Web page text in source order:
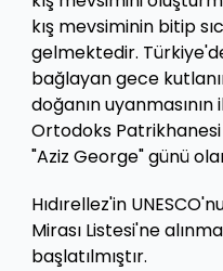
kış mevsiminin bitip
gelmektedir. Türkiye'de
bağlayan gece
doğanın
Ortodoks
"Aziz George" günü
Hıdırellez'in
Mirası Listesi'ne
başlatılmıştır.